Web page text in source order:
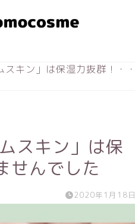
キン」は保湿力抜群！・・
スキン」は保
せんでした
2020年1月18日